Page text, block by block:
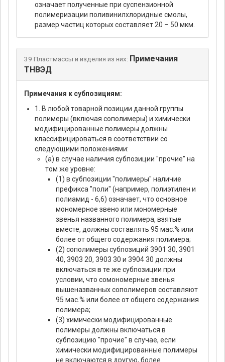
означает полученные при суспензионной
полимеризации поливинилхлоридные смолы,
размер частиц которых составляет 20 – 50 мкм.
39 Пластмассы и изделия из них: Примечания
ТНВЭД
Примечания к субпозициям:
1. В любой товарной позиции данной группы
полимеры (включая сополимеры) и химически
модифицированные полимеры должны
классифицироваться в соответствии со
следующими положениями:
(а) в случае наличия субпозиции "прочие" на
том же уровне:
(1) в субпозиции "полимеры" наличие
префикса "поли" (например, полиэтилен и
полиамид - 6,6) означает, что основное
мономерное звено или мономерные
звенья названного полимера, взятые
вместе, должны составлять 95 мас.% или
более от общего содержания полимера;
(2) сополимеры субпозиций 3901 30, 3901
40, 3903 20, 3903 30 и 3904 30 должны
включаться в те же субпозиции при
условии, что сомономерные звенья
вышеназванных сополимеров составляют
95 мас.% или более от общего содержания
полимера;
(3) химически модифицированные
полимеры должны включаться в
субпозицию "прочие" в случае, если
химически модифицированные полимеры
не включаются в другую, более